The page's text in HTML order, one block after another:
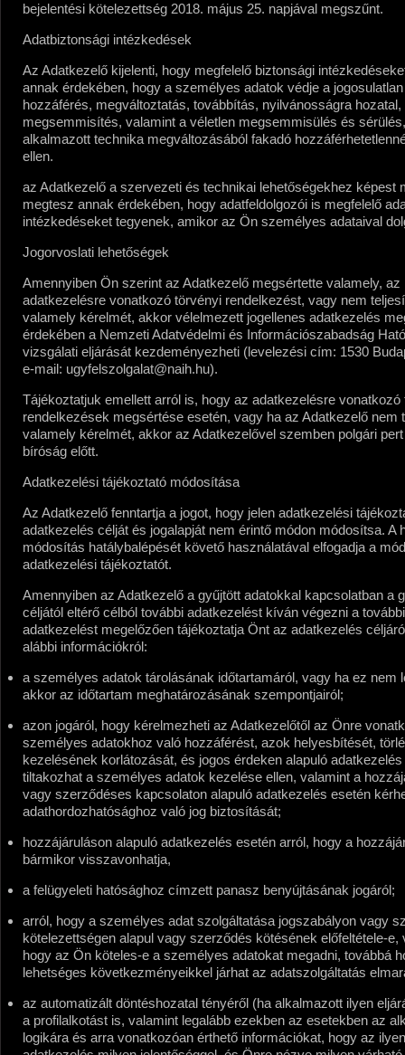
bejelentési kötelezettség 2018. május 25. napjával megszűnt.
Adatbiztonsági intézkedések
Az Adatkezelő kijelenti, hogy megfelelő biztonsági
annak érdekében, hogy a személyes adatok védje a jogosulatlan
hozzáférés, megváltoztatás, továbbítás, nyilvánosságra
megsemmisítés, valamint a véletlen megsemmisülés és
alkalmazott technika megváltozásából fakadó
ellen.
az Adatkezelő a szervezeti és technikai lehetőségekhez képest
megtesz annak érdekében, hogy adatfeldolgozói is megfelelő
intézkedéseket tegyenek, amikor az Ön személyes adataival
Jogorvoslati lehetőségek
Amennyiben Ön szerint az Adatkezelő megsértette valamely, az
adatkezelésre vonatkozó törvényi rendelkezést, vagy nem
valamely kérelmét, akkor vélelmezett jogellenes adatkezelés
érdekében a Nemzeti Adatvédelmi és Információszabadság
vizsgálati eljárását kezdeményezheti (levelezési cím: 1530
e-mail: ugyfelszolgalat@naih.hu).
Tájékoztatjuk emellett arról is, hogy az adatkezelésre vonatkozó
rendelkezések megsértése esetén, vagy ha az Adatkezelő nem
valamely kérelmét, akkor az Adatkezelővel szemben polgári
bíróság előtt.
Adatkezelési tájékoztató módosítása
Az Adatkezelő fenntartja a jogot, hogy jelen adatkezelési
adatkezelés célját és jogalapját nem érintő módon módosítsa. A
módosítás hatálybalépését követő használatával elfogadja a
adatkezelési tájékoztatót.
Amennyiben az Adatkezelő a gyűjtött adatokkal kapcsolatban a
céljától eltérő célból további adatkezelést kíván végezni a további
adatkezelést megelőzően tájékoztatja Önt az adatkezelés
alábbi információkról:
a személyes adatok tárolásának időtartamáról, vagy ha ez nem
akkor az időtartam meghatározásának szempontjairól;
azon jogáról, hogy kérelmezheti az Adatkezelőtől az Önre
személyes adatokhoz való hozzáférést, azok helyesbítését,
kezelésének korlátozását, és jogos érdeken alapuló
tiltakozhat a személyes adatok kezelése ellen, valamint a
vagy szerződéses kapcsolaton alapuló adatkezelés esetén
adathordozhatósághoz való jog biztosítását;
hozzájáruláson alapuló adatkezelés esetén arról, hogy a
bármikor visszavonhatja,
a felügyeleti hatósághoz címzett panasz benyújtásának jogáról;
arról, hogy a személyes adat szolgáltatása jogszabályon vagy
kötelezettségen alapul vagy szerződés kötésének előfeltétele-e,
hogy az Ön köteles-e a személyes adatokat megadni, továbbá
lehetséges következményeikkel járhat az adatszolgáltatás
az automatizált döntéshozatal tényéről (ha alkalmazott ilyen
a profilalkotást is, valamint legalább ezekben az esetekben az
logikára és arra vonatkozóan érthető információkat, hogy az ilyen